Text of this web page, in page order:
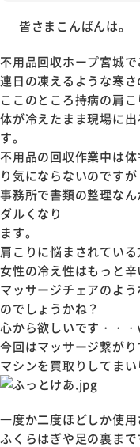
皆さまこんばんは。
不用品回収ホープ宮城で
連日の凍えるような寒
ここのところ持病の肩
体が冷えたまま現場に
す。
不用品の回収作業中は
り気にならないのですが
事務所で書類の整理な
ダルくなり
ます。
肩こりに悩まされてい
女性の冷え性はもっと
マッサージチェアのよ
のでしょうかね？
心から欲しいです・・・
今回はマッサージ繋が
マシンを買取りしてまい
一度か二度ほどしか使用
ふくらはぎや足の裏ま